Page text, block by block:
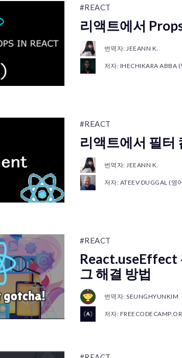
#REACT
리액트에서
번역자: JEEANN K.
저자: IHECHIKARA ABBA (
#REACT
리액트에서 필터
번역자: JEEANN K.
저자: ATEEV DUGGAL (영
#REACT
React.useEffect
그 해결 방법
번역자: SEUNGHYUNKIM
저자: